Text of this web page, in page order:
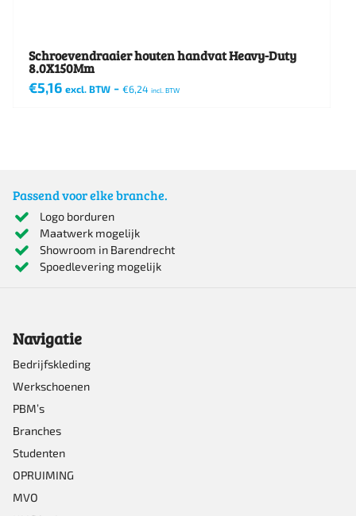
Schroevendraaier houten handvat Heavy-Duty
8.0X150Mm
€5,16 excl. BTW - €6,24 incl. BTW
Passend voor elke branche.
Logo borduren
Maatwerk mogelijk
Showroom in Barendrecht
Spoedlevering mogelijk
Navigatie
Bedrijfskleding
Werkschoenen
PBM’s
Branches
Studenten
OPRUIMING
MVO